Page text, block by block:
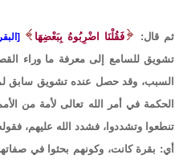
ثم قال: فَقُلْنَا اضْرِبُوهُ بِبَعْضِهَا
تشويق للسامع إلى معرفة ما وراء
السبب، وقد حصل عنده تشويق سابق
الحكمة في أمر الله تعالى لأمة من
تنطعوا وتشددوا، فشدد الله عليهم،
أي: بقرة كانت، وكونهم بحثوا في